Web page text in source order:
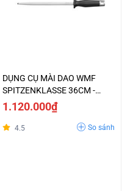
DỤNG CỤ MÀI DAO WMF
SPITZENKLASSE 36CM -
1895946030
1.120.000₫
4.5 So sánh